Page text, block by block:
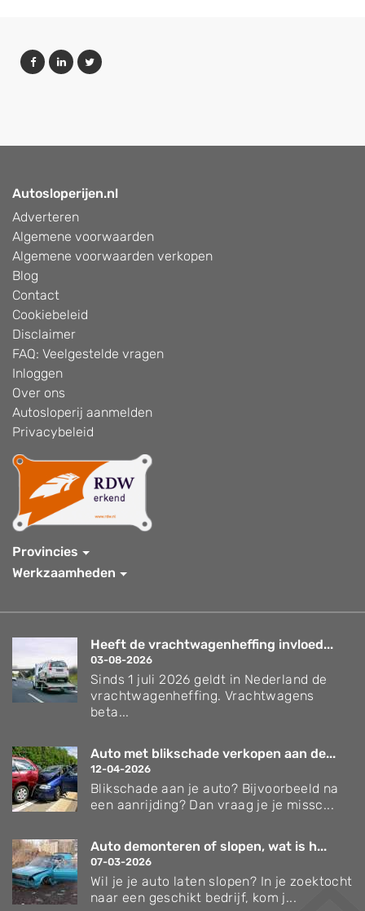
Autosloperijen.nl
Adverteren
Algemene voorwaarden
Algemene voorwaarden verkopen
Blog
Contact
Cookiebeleid
Disclaimer
FAQ: Veelgestelde vragen
Inloggen
Over ons
Autosloperij aanmelden
Privacybeleid
Provincies
Werkzaamheden
Heeft de vrachtwagenheffing invloed...
03-08-2026
Sinds 1 juli 2026 geldt in Nederland de
vrachtwagenheffing. Vrachtwagens
beta...
Auto met blikschade verkopen aan de...
12-04-2026
Blikschade aan je auto? Bijvoorbeeld na
een aanrijding? Dan vraag je je missc...
Auto demonteren of slopen, wat is h...
07-03-2026
Wil je je auto laten slopen? In je zoektocht
naar een geschikt bedrijf, kom j...